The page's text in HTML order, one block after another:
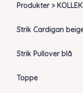
Produkter >
Strik Cardigan
Strik Pullover blå
Toppe